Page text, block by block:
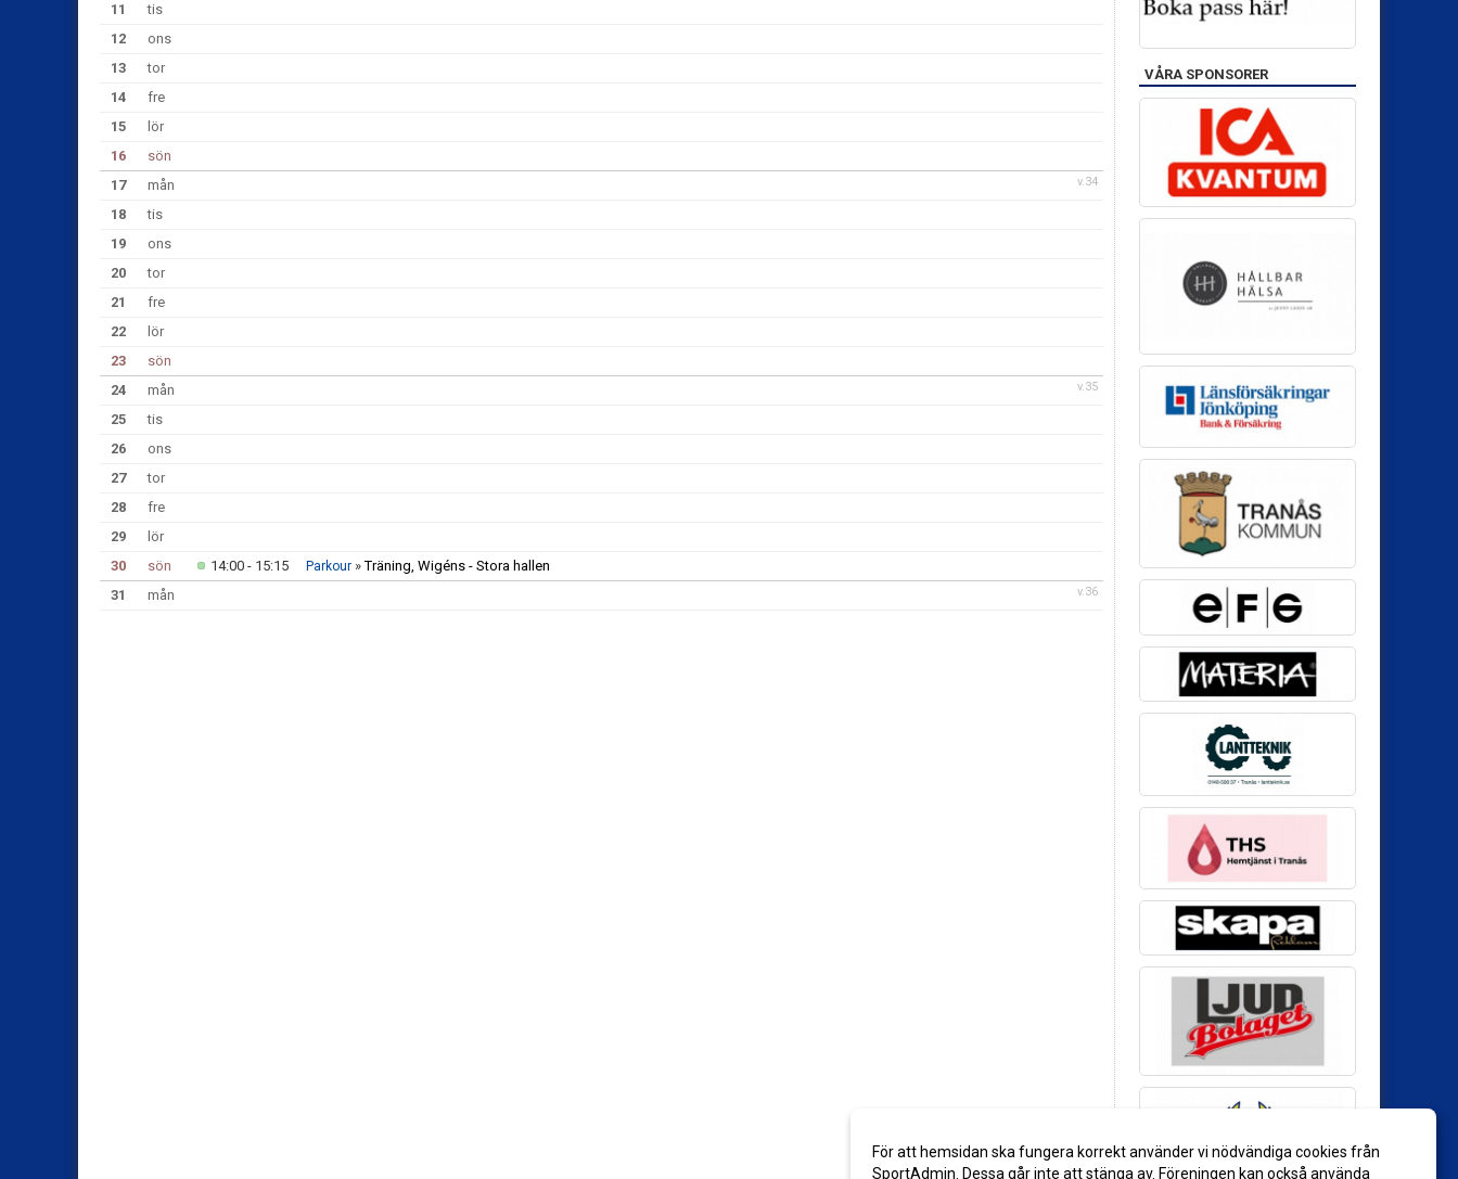
11
tis
12
ons
13
tor
14
fre
15
lör
16
sön
v.34
17
mån
18
tis
19
ons
20
tor
21
fre
22
lör
23
sön
v.35
24
mån
25
tis
26
ons
27
tor
28
fre
29
lör
30
sön 14:00 - 15:15 Parkour »Träning, Wigéns - Stora hallen
v.36
31 mån
VÅRA SPONSORER
För att hemsidan ska fungera korrekt använder vi nödvändiga cookies från
SportAdmin. Dessa går inte att stänga av. Föreningen kan också använda